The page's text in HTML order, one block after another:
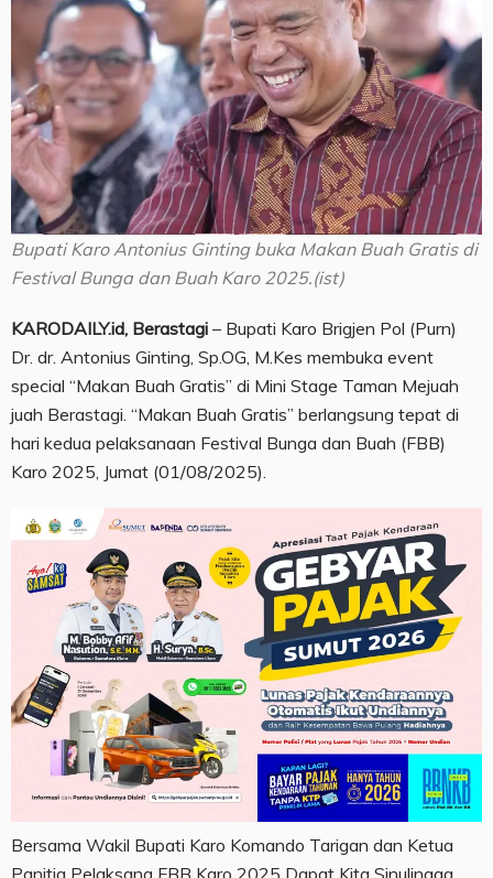
Bupati Karo Antonius Ginting buka Makan Buah Gratis di
Festival Bunga dan Buah Karo 2025.(ist)
KARODAILY.id, Berastagi – Bupati Karo Brigjen Pol (Purn)
Dr. dr. Antonius Ginting, Sp.OG, M.Kes membuka event
special “Makan Buah Gratis” di Mini Stage Taman Mejuah
juah Berastagi. “Makan Buah Gratis” berlangsung tepat di
hari kedua pelaksanaan Festival Bunga dan Buah (FBB)
Karo 2025, Jumat (01/08/2025).
Bersama Wakil Bupati Karo Komando Tarigan dan Ketua